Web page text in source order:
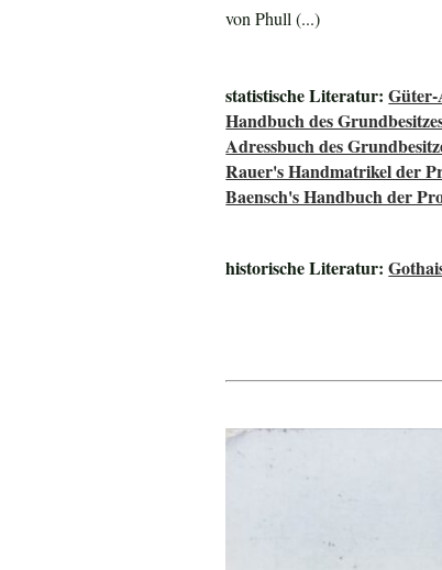
von Phull (...)
statistische Literatur:Güter-
Handbuch des
Adressbuch des
Rauer's Handmatrikel der
Baensch's Handbuch der
historische Literatur: